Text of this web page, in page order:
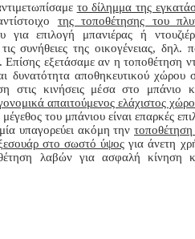
το δίλημμα της
της τοποθέτησης του
για επιλογή μπανιέρας ή
συνήθειες της οικογένειας, δηλ.
εξετάσαμε αν η τοποθέτηση
δυνατότητα αποθηκευτικού χώρου
στις κινήσεις μέσα στο μπάνιο
απαιτούμενος ελάχιστος
του μπάνιου είναι επαρκές
υπαγορεύει ακόμη την τοποθέτηση
στο σωστό ύψος για άνετη
λαβών για ασφαλή κίνηση